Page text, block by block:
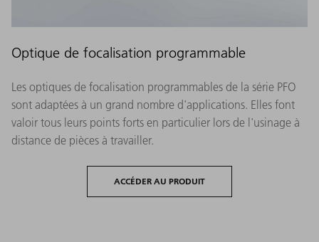
Optique de focalisation programmable
Les optiques de focalisation programmables de la série PFO
sont adaptées à un grand nombre d'applications. Elles font
valoir tous leurs points forts en particulier lors de l'usinage à
distance de pièces à travailler.
ACCÉDER AU PRODUIT